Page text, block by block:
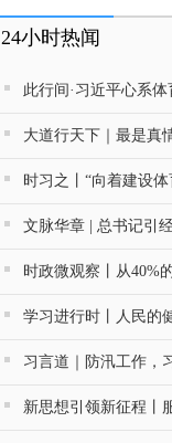
24小时热闻
此行间·习近平心系
大道行天下｜最是真情暖人心——中
时习之丨“向着建设体育强国
文脉华章 | 总书记引
时政微观察丨从40%的新目
学习进行时丨人民的健
习言道｜防汛工作，习近平
新思想引领新征程丨服务消